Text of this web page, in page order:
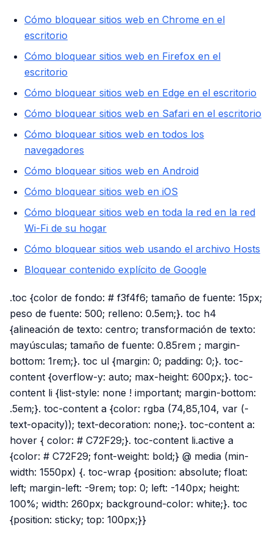
Cómo bloquear sitios web en Chrome en el
escritorio
Cómo bloquear sitios web en Firefox en el
escritorio
Cómo bloquear sitios web en Edge en el escritorio
Cómo bloquear sitios web en Safari en el escritorio
Cómo bloquear sitios web en todos los
navegadores
Cómo bloquear sitios web en Android
Cómo bloquear sitios web en iOS
Cómo bloquear sitios web en toda la red en la red
Wi-Fi de su hogar
Cómo bloquear sitios web usando el archivo Hosts
Bloquear contenido explícito de Google
.toc {color de fondo: # f3f4f6; tamaño de fuente: 15px;
peso de fuente: 500; relleno: 0.5em;}. toc h4
{alineación de texto: centro; transformación de texto:
mayúsculas; tamaño de fuente: 0.85rem ; margin-
bottom: 1rem;}. toc ul {margin: 0; padding: 0;}. toc-
content {overflow-y: auto; max-height: 600px;}. toc-
content li {list-style: none ! important; margin-bottom:
.5em;}. toc-content a {color: rgba (74,85,104, var (-
text-opacity)); text-decoration: none;}. toc-content a:
hover { color: # C72F29;}. toc-content li.active a
{color: # C72F29; font-weight: bold;} @ media (min-
width: 1550px) {. toc-wrap {position: absolute; float:
left; margin-left: -9rem; top: 0; left: -140px; height:
100%; width: 260px; background-color: white;}. toc
{position: sticky; top: 100px;}}